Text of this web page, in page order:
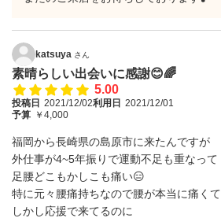
katsuya さん
素晴らしい出会いに感謝😊🌈
5.00
投稿日 2021/12/02利用日 2021/12/01
予算 ￥4,000
福岡から長崎県の島原市に来たんですが
外仕事が4~5年振りで運動不足も重なって
足腰どこもかしこも痛い😑
特に元々腰痛持ちなので腰が本当に痛くて
しかし応援で来てるのに